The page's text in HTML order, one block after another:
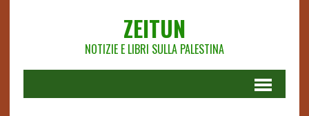
ZEITUN
NOTIZIE E LIBRI SULLA PALESTINA